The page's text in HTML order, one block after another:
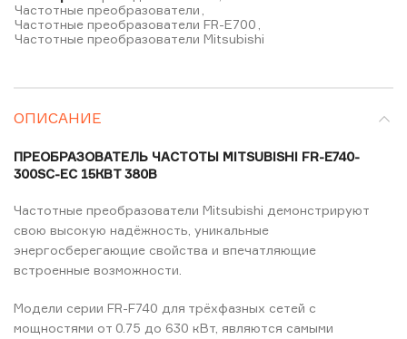
Частотные преобразователи
Частотные преобразователи FR-E700
Частотные преобразователи Mitsubishi
ОПИСАНИЕ
ПРЕОБРАЗОВАТЕЛЬ ЧАСТОТЫ MITSUBISHI FR-E740-
300SC-EC 15КВТ 380В
Частотные преобразователи Mitsubishi демонстрируют
свою высокую надёжность, уникальные
энергосберегающие свойства и впечатляющие
встроенные возможности.
Модели серии FR-F740 для трёхфазных сетей с
мощностями от 0.75 до 630 кВт, являются самыми